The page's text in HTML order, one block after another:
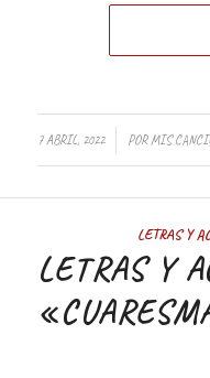
7 ABRIL, 2022 PORMIS
LETRAS Y
LETRAS Y